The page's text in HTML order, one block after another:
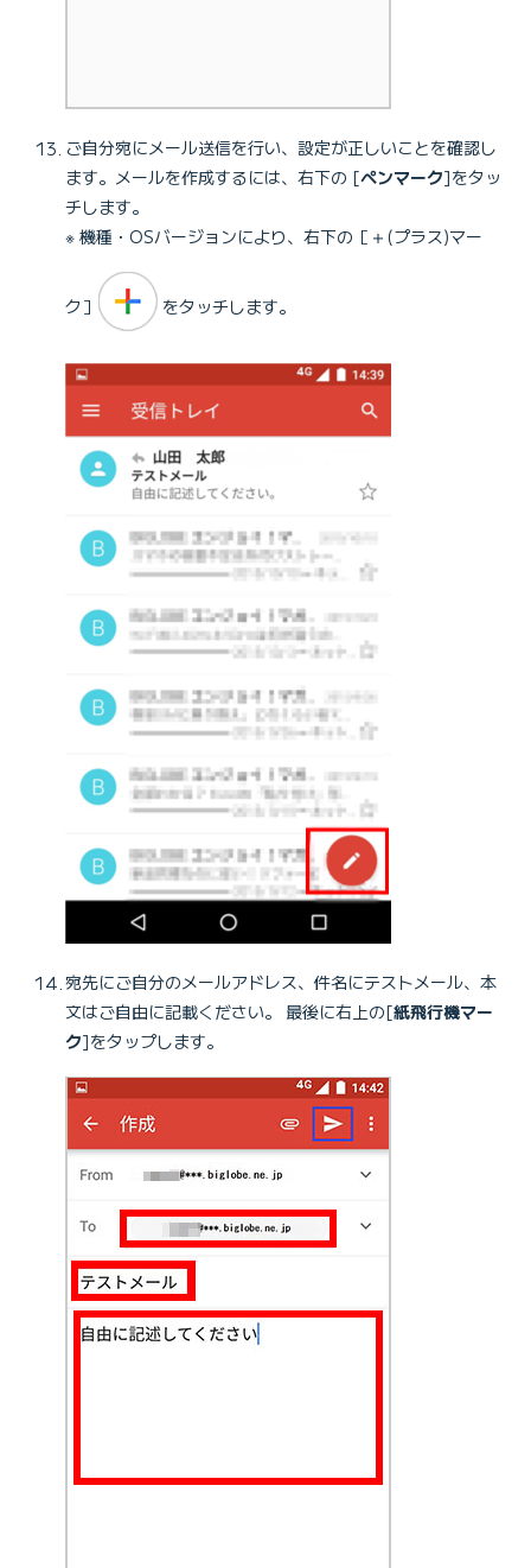
ご自分宛にメール送信を行い、設定が正しいことを確認し
ます。メールを作成するには、右下の [ペンマーク]をタッ
チします。
※ 機種・OSバージョンにより、右下の［＋(プラス)マー
ク］ をタッチします。
宛先にご自分のメールアドレス、件名にテストメール、本
文はご自由に記載ください。 最後に右上の[紙飛行機マー
ク]をタップします。